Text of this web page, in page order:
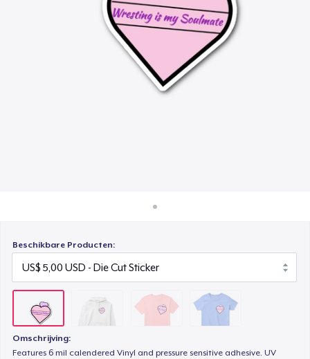
Verkoop overal
Verkoop alles
Beschikbare Producten:
Omschrijving:
Features 6 mil calendered Vinyl and pressure sensitive adhesive. UV
Classic Crew Neck T-Shirt
US$ 22,99
Women's Classic Tee